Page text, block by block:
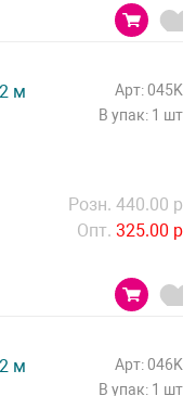
м
Арт: 045K
В упак: 1 шт
Розн. 440.00 р
Опт. 325.00 р
м
Арт: 046K
В упак: 1 шт